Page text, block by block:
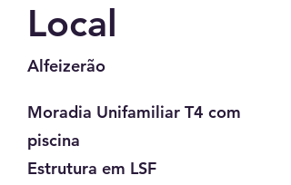
Local
Alfeizerão
Moradia Unifamiliar T4 com
piscina
Estrutura em LSF